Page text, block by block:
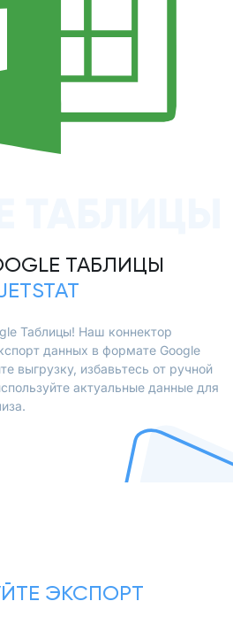
ТАБЛИЦЫ
Таблицы! Наш коннектор
данных в формате Google
выгрузку, избавьтесь от ручной
актуальные данные для
ЭКСПОРТ